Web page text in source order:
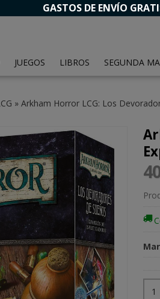
GASTOS DE ENVÍO
JUEGOS LIBROS SEGUNDA
» Arkham Horror LCG: Los